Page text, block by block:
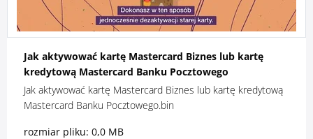
Jak aktywować kartę Mastercard Biznes lub kartę
kredytową Mastercard Banku Pocztowego
Jak aktywować kartę Mastercard Biznes lub kartę kredytową
Mastercard Banku Pocztowego.bin
rozmiar pliku: 0,0 MB